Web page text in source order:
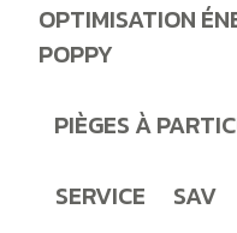
OPTIMISATION
POPPY
PIÈGES À
SERVICE
SAV